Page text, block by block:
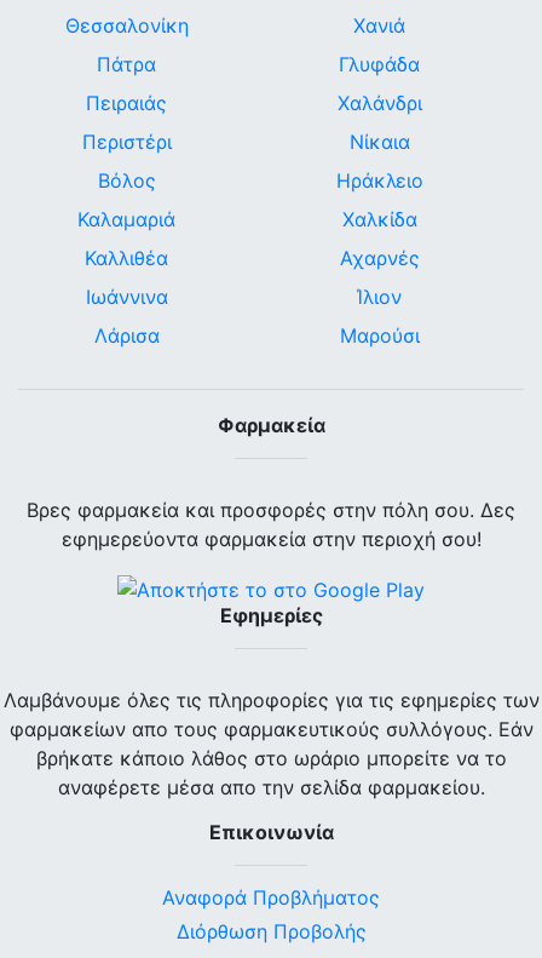
Θεσσαλονίκη
Πάτρα
Πειραιάς
Περιστέρι
Βόλος
Καλαμαριά
Καλλιθέα
Ιωάννινα
Λάρισα
Χανιά
Γλυφάδα
Χαλάνδρι
Νίκαια
Ηράκλειο
Χαλκίδα
Αχαρνές
Ίλιον
Μαρούσι
Φαρμακεία
Βρες φαρμακεία και προσφορές στην πόλη σου. Δες
εφημερεύοντα φαρμακεία στην περιοχή σου!
Εφημερίες
Λαμβάνουμε όλες τις πληροφορίες για τις εφημερίες των
φαρμακείων απο τους φαρμακευτικούς συλλόγους. Εάν
βρήκατε κάποιο λάθος στο ωράριο μπορείτε να το
αναφέρετε μέσα απο την σελίδα φαρμακείου.
Επικοινωνία
Αναφορά Προβλήματος
Διόρθωση Προβολής